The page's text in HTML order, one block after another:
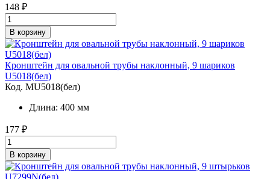
148 ₽
В корзину
Кронштейн для овальной трубы наклонный, 9 шариков
U5018(бел)
Код. MU5018(бел)
Длина: 400 мм
177 ₽
В корзину